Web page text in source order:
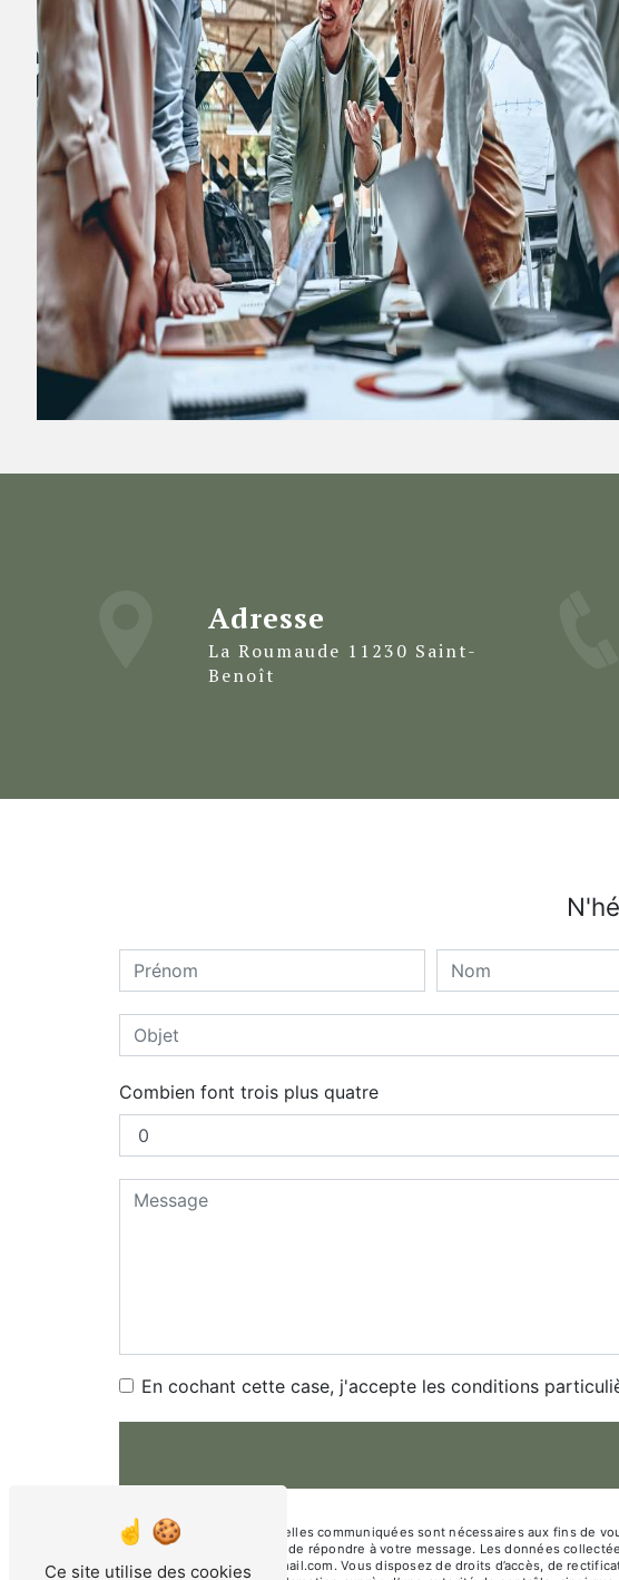
Adresse
La Roumaude 11230 Saint-
Benoît
Combien font trois plus quatre
En cochant cette case, j'accepte les conditions
** Les données personnelles communiquées sont nécessaires aux fins de
traitants dans le seul but de répondre à votre message. Les données
christine.vloeberghs@gmail.com. Vous disposez de droits d’accès, de
Ce site utilise des cookies